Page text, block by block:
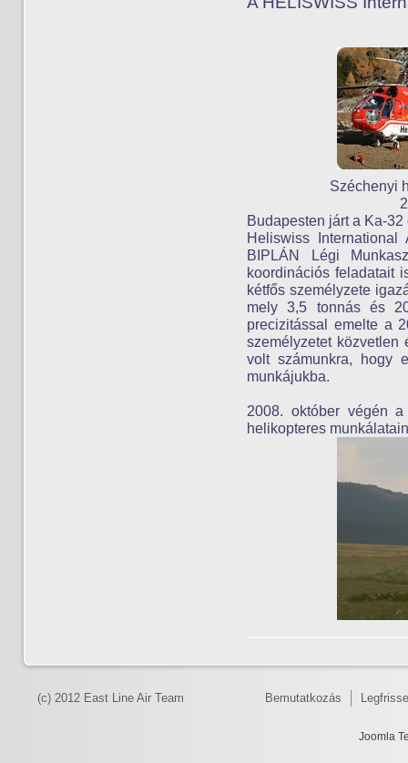
Széchenyi
Budapesten járt a Ka-
Heliswiss
BIPLÁN Légi
koordinációs feladatait
kétfős személyzete
mely 3,5 tonnás és
precizitással emelte a
személyzetet közvetlen
volt számunkra, hogy
munkájukba.
2008. október végén
helikopteres
(c) 2012 East Line Air Team Bemutatkozás
Joomla